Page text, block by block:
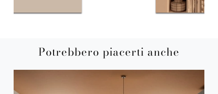
Potrebbero piacerti anche